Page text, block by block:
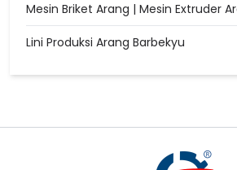
Mesin Briket Arang | Mesin Extruder
Lini Produksi Arang Barbekyu